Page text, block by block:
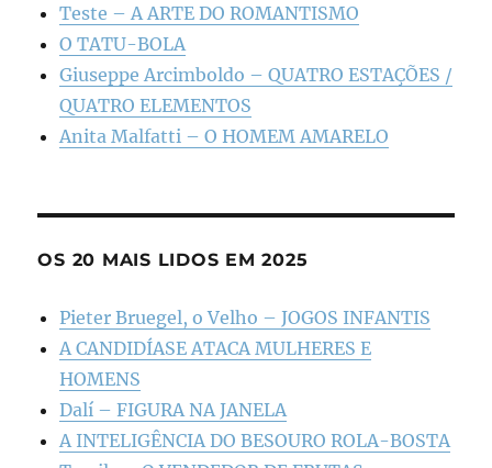
Teste – A ARTE DO ROMANTISMO
O TATU-BOLA
Giuseppe Arcimboldo – QUATRO ESTAÇÕES /
QUATRO ELEMENTOS
Anita Malfatti – O HOMEM AMARELO
OS 20 MAIS LIDOS EM 2025
Pieter Bruegel, o Velho – JOGOS INFANTIS
A CANDIDÍASE ATACA MULHERES E
HOMENS
Dalí – FIGURA NA JANELA
A INTELIGÊNCIA DO BESOURO ROLA-BOSTA